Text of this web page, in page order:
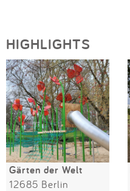
HIGHLIGHTS
Gärten der Welt
12685 Berlin